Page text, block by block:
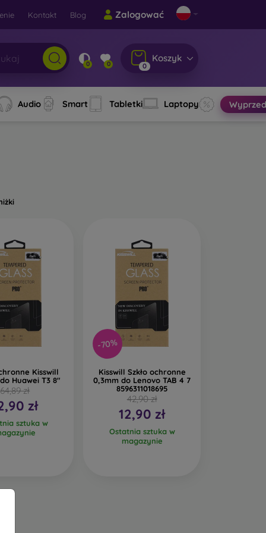
Kontakt Blog Zalogować
0 0 0
Koszyk
Audio Smart Tabletki Laptopy
Kisswill
Huawei T3 8"
64,89 zł
zł
sztuka w
-70%
Kisswill Szkło ochronne
0,3mm do Lenovo TAB 4 7
8596311018695
42,90 zł
12,90 zł
Ostatnia sztuka w
magazynie